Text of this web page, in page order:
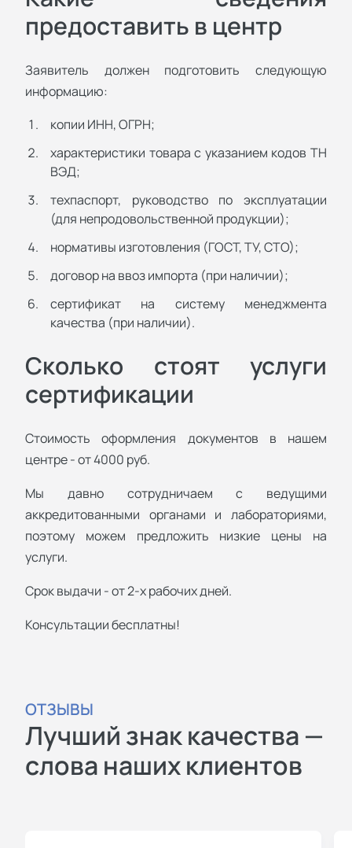
предоставить в центр
Заявитель должен подготовить следующую
информацию:
копии ИНН, ОГРН;
характеристики товара с указанием кодов ТН
ВЭД;
техпаспорт, руководство по эксплуатации
(для непродовольственной продукции);
нормативы изготовления (ГОСТ, ТУ, СТО);
договор на ввоз импорта (при наличии);
сертификат на систему менеджмента
качества (при наличии).
Сколько стоят услуги
сертификации
Стоимость оформления документов в нашем
центре - от 4000 руб.
Мы давно сотрудничаем с ведущими
аккредитованными органами и лабораториями,
поэтому можем предложить низкие цены на
услуги.
Срок выдачи - от 2-х рабочих дней.
Консультации бесплатны!
ОТЗЫВЫ
Лучший знак качества —
слова наших клиентов